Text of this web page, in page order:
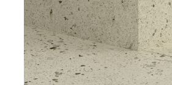
Оплата и доставка
Контакты